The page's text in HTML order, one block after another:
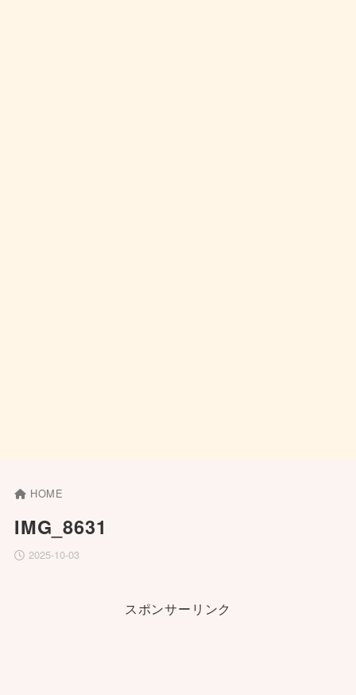
HOME
IMG_8631
2025-10-03
スポンサーリンク